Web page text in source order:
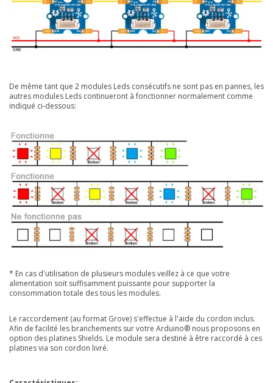
De même tant que 2 modules Leds consécutifs ne sont pas en pannes, les
autres modules Leds continueront à fonctionner normalement comme
indiqué ci-dessous:
* En cas d'utilisation de plusieurs modules veillez à ce que votre
alimentation soit suffisamment puissante pour supporter la
consommation totale des tous les modules.
Le raccordement (au format Grove) s'effectue à l'aide du cordon inclus.
Afin de facilité les branchements sur votre Arduino® nous proposons en
option des platines Shields. Le module sera destiné à être raccordé à ces
platines via son cordon livré.